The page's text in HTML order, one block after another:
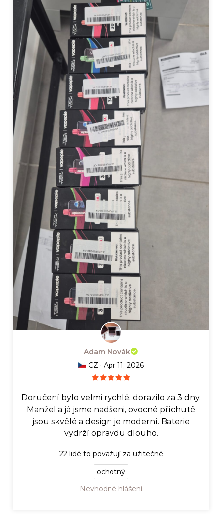
Adam Novák
CZ · Apr 11, 2026
Doručení bylo velmi rychlé, dorazilo za 3 dny.
Manžel a já jsme nadšeni, ovocné příchutě
jsou skvělé a design je moderní. Baterie
vydrží opravdu dlouho.
22 lidé to považují za užitečné
ochotný
Nevhodné hlášení